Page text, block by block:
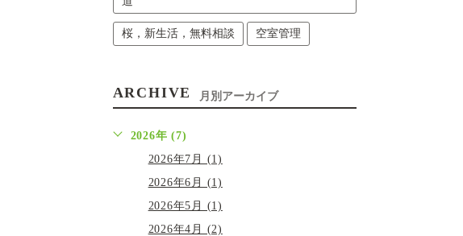
桜，新生活，無料相談 空室管理
ARCHIVE 月別アーカイブ
2026年 (7)
2026年7月 (1)
2026年6月 (1)
2026年5月 (1)
2026年4月 (2)